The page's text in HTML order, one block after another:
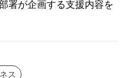
署が企画する支援内容を
ス